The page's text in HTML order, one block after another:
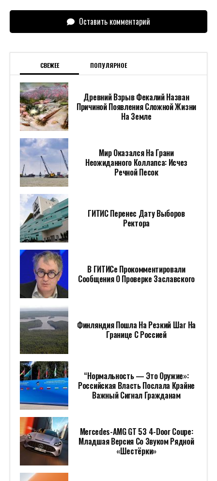
Оставить комментарий
СВЕЖЕЕ ПОПУЛЯРНОЕ
Древний Взрыв Фекалий Назван
Причиной Появления Сложной Жизни
На Земле
Мир Оказался На Грани
Неожиданного Коллапса: Исчез
Речной Песок
ГИТИС Перенес Дату Выборов
Ректора
В ГИТИСе Прокомментировали
Сообщения О Проверке Заславского
Финляндия Пошла На Резкий Шаг На
Границе С Россией
“Нормальность — Это Оружие»:
Российская Власть Послала Крайне
Важный Сигнал Гражданам
Mercedes-AMG GT 53 4-Door Coupe:
Младшая Версия Со Звуком Рядной
«шестёрки»